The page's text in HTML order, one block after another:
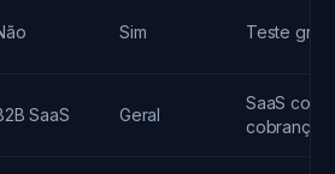
Sim Teste
SaaS Geral
SaaS com
cobrança